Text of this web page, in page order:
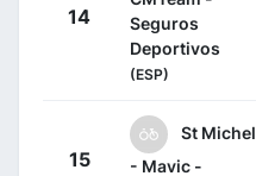
14
Seguros
Deportivos
(ESP)
15
St Michel
- Mavic -